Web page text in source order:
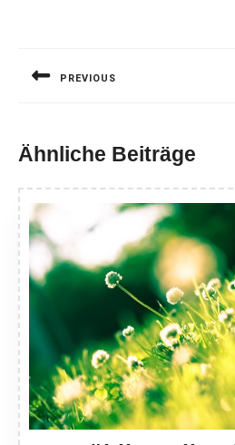
PREVIOUS
Ähnliche Beiträge